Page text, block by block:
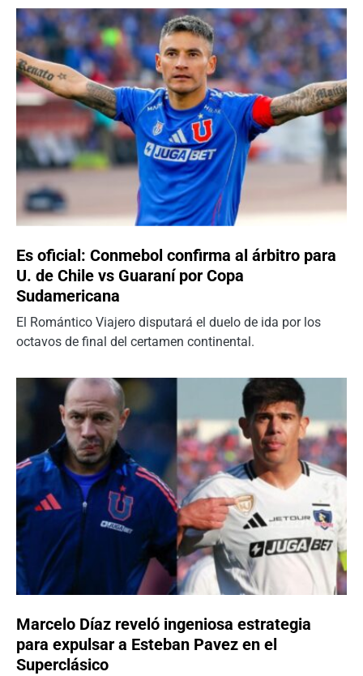
Es oficial: Conmebol confirma al árbitro para
U. de Chile vs Guaraní por Copa
Sudamericana
El Romántico Viajero disputará el duelo de ida por los
octavos de final del certamen continental.
Marcelo Díaz reveló ingeniosa estrategia
para expulsar a Esteban Pavez en el
Superclásico